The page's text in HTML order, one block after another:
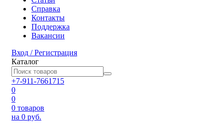
Справка
Контакты
Поддержка
Вакансии
Вход / Регистрация
Каталог
+7-911-7661715
0
0
0 товаров
на 0 руб.